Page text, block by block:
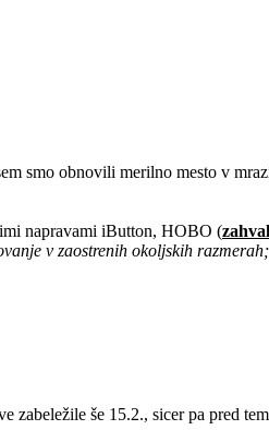
smo obnovili merilno mesto v
napravami iButton, HOBO (
v zaostrenih okoljskih
zabeležile še 15.2., sicer pa pred